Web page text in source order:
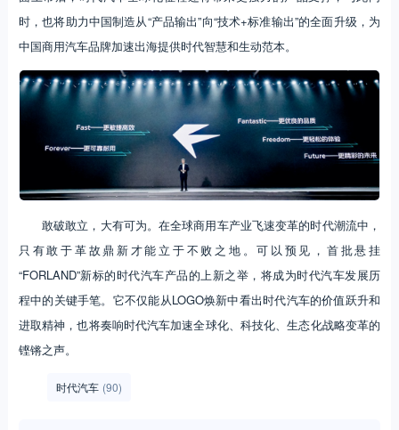
时，也将助力中国制造从“产品输出”向“技术+标准输出”的全面升级，为
中国商用汽车品牌加速出海提供时代智慧和生动范本。
敢破敢立，大有可为。在全球商用车产业飞速变革的时代潮流中，
只有敢于革故鼎新才能立于不败之地。可以预见，首批悬挂
“FORLAND”新标的时代汽车产品的上新之举，将成为时代汽车发展历
程中的关键手笔。它不仅能从LOGO焕新中看出时代汽车的价值跃升和
进取精神，也将奏响时代汽车加速全球化、科技化、生态化战略变革的
铿锵之声。
时代汽车 (90)